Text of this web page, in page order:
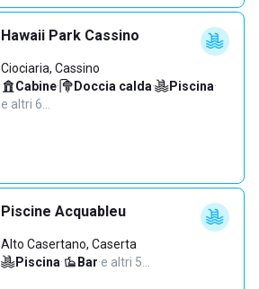
Hawaii Park Cassino
Ciociaria, Cassino
Cabine· Doccia calda· Piscina·
e altri 6…
Piscine Acquableu
Alto Casertano, Caserta
Piscina· Bar·e altri 5…